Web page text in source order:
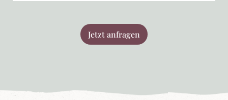
Jetzt anfragen